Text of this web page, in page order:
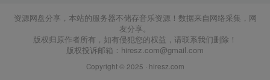
资源网盘分享，本站的服务器不储存音乐资源！数据来自网络采集，网
友分享。
版权归原作者所有，如有侵犯您的权益，请联系我们删除！
版权投诉邮箱： hiresz.com@gmail.com
Copyright © 2025 · hiresz.com